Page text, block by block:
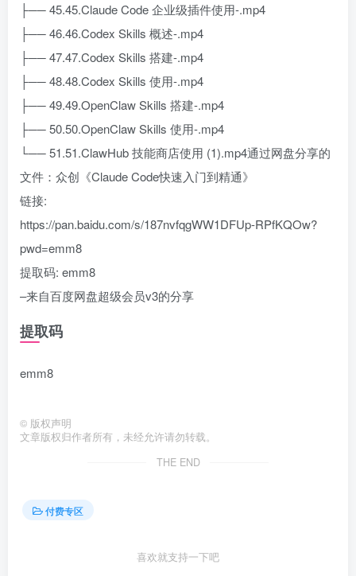
├── 45.45.Claude Code 企业级插件使用-.mp4
├── 46.46.Codex Skills 概述-.mp4
├── 47.47.Codex Skills 搭建-.mp4
├── 48.48.Codex Skills 使用-.mp4
├── 49.49.OpenClaw Skills 搭建-.mp4
├── 50.50.OpenClaw Skills 使用-.mp4
└── 51.51.ClawHub 技能商店使用 (1).mp4通过网盘分享的
文件：众创《Claude Code快速入门到精通》
链接:
https://pan.baidu.com/s/187nvfqgWW1DFUp-RPfKQOw?
pwd=emm8
提取码: emm8
–来自百度网盘超级会员v3的分享
提取码
emm8
© 版权声明
文章版权归作者所有，未经允许请勿转载。
THE END
付费专区
喜欢就支持一下吧